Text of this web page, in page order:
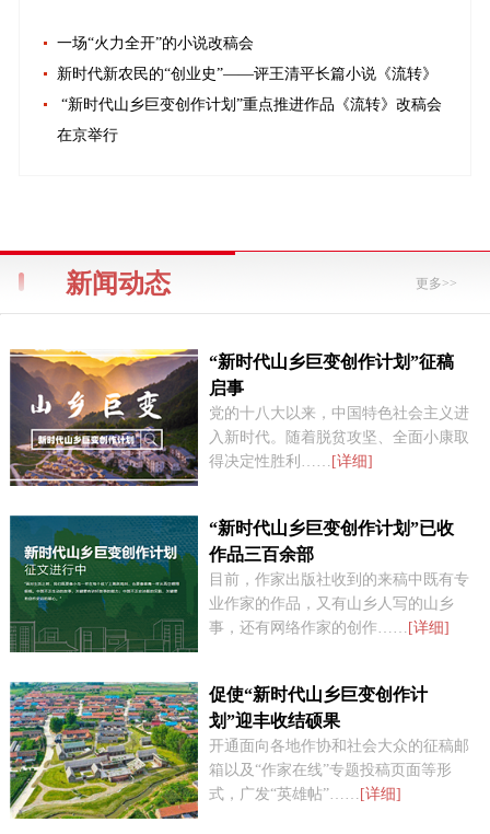
一场“火力全开”的小说改稿会
新时代新农民的“创业史”——评王清平长篇小说《流转》
“新时代山乡巨变创作计划”重点推进作品《流转》改稿会
在京举行
新闻动态 更多>>
“新时代山乡巨变创作计划”征稿
启事
党的十八大以来，中国特色社会主义进
入新时代。随着脱贫攻坚、全面小康取
得决定性胜利…… [详细]
“新时代山乡巨变创作计划”已收
作品三百余部
目前，作家出版社收到的来稿中既有专
业作家的作品，又有山乡人写的山乡
事，还有网络作家的创作……
[详细]
促使“新时代山乡巨变创作计
划”迎丰收结硕果
开通面向各地作协和社会大众的征稿邮
箱以及“作家在线”专题投稿页面等形
式，广发“英雄帖”…… [详细]